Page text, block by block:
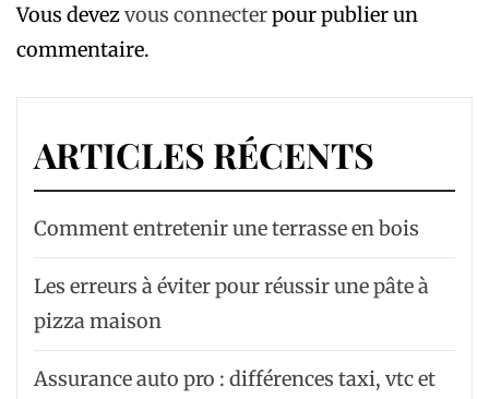
Vous devezvous connecterpour publier un
commentaire.
ARTICLES RÉCENTS
Comment entretenir une terrasse en bois
Les erreurs à éviter pour réussir une pâte à
pizza maison
Assurance auto pro : différences taxi, vtc et